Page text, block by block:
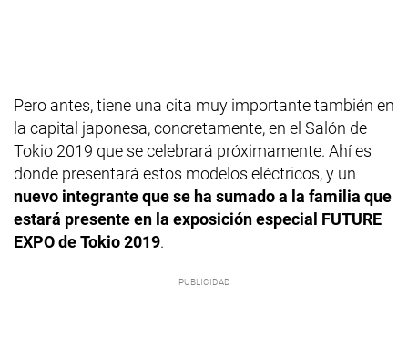
Pero antes, tiene una cita muy importante también en
la capital japonesa, concretamente, en el Salón de
Tokio 2019 que se celebrará próximamente. Ahí es
donde presentará estos modelos eléctricos, y un
nuevo integrante que se ha sumado a la familia que
estará presente en la exposición especial FUTURE
EXPO de Tokio 2019.